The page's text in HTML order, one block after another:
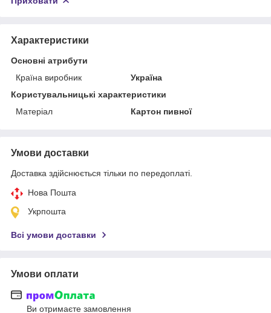
Характеристики
Основні атрибути
Країна виробник
Україна
Користувальницькі характеристики
Матеріал
Картон пивної
Умови доставки
Доставка здійснюється тільки по передоплаті.
Нова Пошта
Укрпошта
Всі умови доставки
Умови оплати
Ви отримаєте замовлення